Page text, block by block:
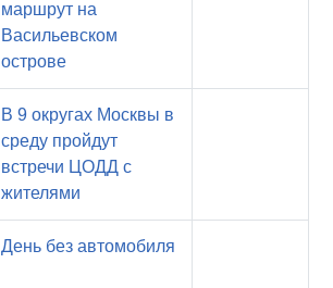
маршрут на
Васильевском
острове
В 9 округах Москвы в
среду пройдут
встречи ЦОДД с
жителями
День без автомобиля